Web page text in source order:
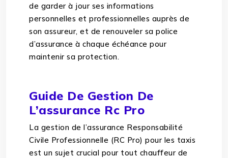
de garder à jour ses informations
personnelles et professionnelles auprès de
son assureur, et de renouveler sa police
d’assurance à chaque échéance pour
maintenir sa protection.
Guide De Gestion De
L’assurance Rc Pro
La gestion de l’assurance Responsabilité
Civile Professionnelle (RC Pro) pour les taxis
est un sujet crucial pour tout chauffeur de